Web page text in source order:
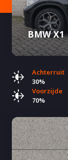
BMW X1
Achterruit
30%
Voorzijde
70%